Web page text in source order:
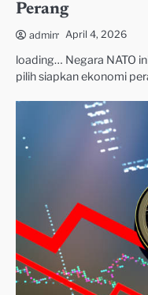
Perang
admin April 4, 2026
loading… Negara NATO
pilih siapkan ekonomi